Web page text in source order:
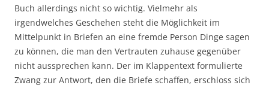
Buch allerdings nicht so wichtig. Vielmehr als
irgendwelches Geschehen steht die Möglichkeit im
Mittelpunkt in Briefen an eine fremde Person Dinge sagen
zu können, die man den Vertrauten zuhause gegenüber
nicht aussprechen kann. Der im Klappentext formulierte
Zwang zur Antwort, den die Briefe schaffen, erschloss sich